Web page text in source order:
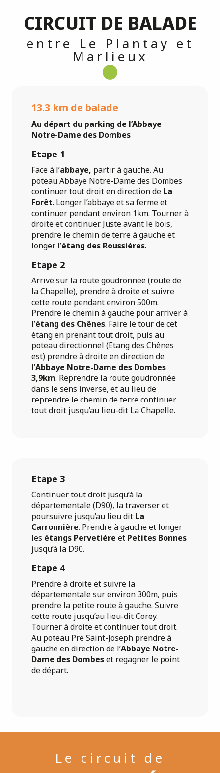
CIRCUIT DE BALADE
entre Le Plantay et
Marlieux
13.3 km de balade
Au départ du parking de l’Abbaye
Notre-Dame des Dombes
Etape 1
Face à l’abbaye, partir à gauche. Au
poteau Abbaye Notre-Dame des Dombes
continuer tout droit en direction de La
Forêt. Longer l’abbaye et sa ferme et
continuer pendant environ 1km. Tourner à
droite et continuer. Juste avant le bois,
prendre le chemin de terre à gauche et
longer l’étang des Roussières.
Etape 2
Arrivé sur la route goudronnée (route de
la Chapelle), prendre à droite et suivre
cette route pendant environ 500m.
Prendre le chemin à gauche pour arriver à
l’étang des Chênes. Faire le tour de cet
étang en prenant tout droit, puis au
poteau directionnel (Etang des Chênes
est) prendre à droite en direction de
l’Abbaye Notre-Dame des Dombes
3,9km. Reprendre la route goudronnée
dans le sens inverse, et au lieu de
reprendre le chemin de terre continuer
tout droit jusqu’au lieu-dit La Chapelle.
Etape 3
Continuer tout droit jusqu’à la
départementale (D90), la traverser et
poursuivre jusqu’au lieu dit La
Carronnière. Prendre à gauche et longer
les étangs Pervetière et Petites Bonnes
jusqu’à la D90.
Etape 4
Prendre à droite et suivre la
départementale sur environ 300m, puis
prendre la petite route à gauche. Suivre
cette route jusqu’au lieu-dit Corey.
Tourner à droite et continuer tout droit.
Au poteau Pré Saint-Joseph prendre à
gauche en direction de l’Abbaye Notre-
Dame des Dombeset regagner le point
de départ.
Le circuit de